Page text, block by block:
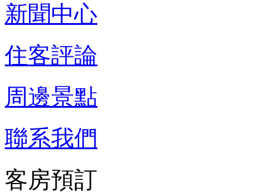
新聞中心
住客評論
周邊景點
聯系我們
客房預訂